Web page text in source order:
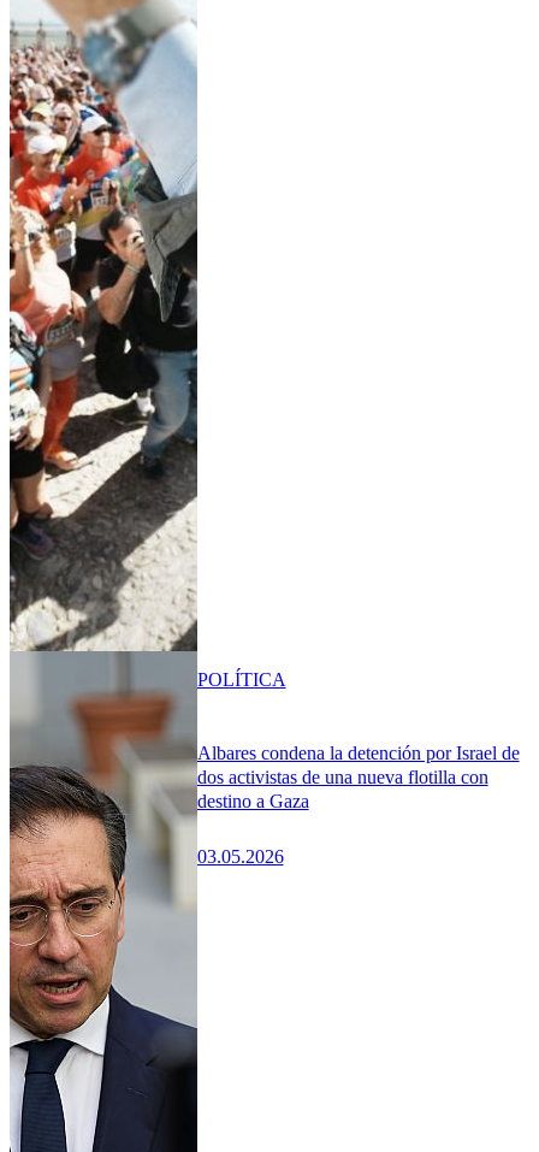
Albares condena la detención por Israel de
dos activistas de una nueva flotilla con
destino a Gaza
03.05.2026
POLÍTICA